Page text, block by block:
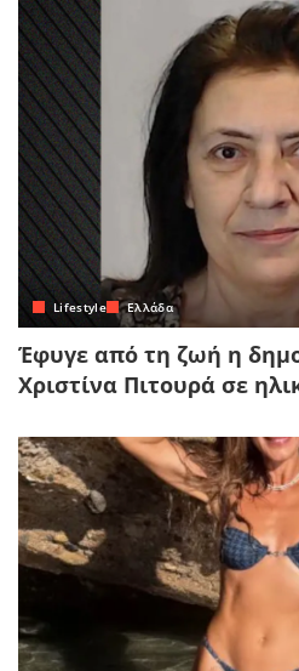
Lifestyle Ελλάδα
Έφυγε από τη ζωή η
Χριστίνα Πιτουρά σε